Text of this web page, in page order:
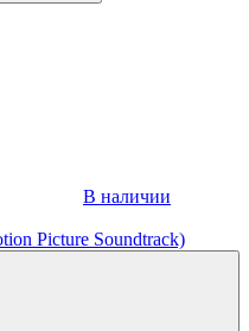
В наличии
Picture Soundtrack)